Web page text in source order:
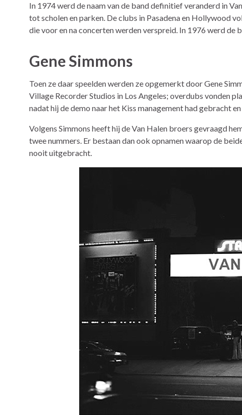
In 1974 werd de naam van de band definitief veranderd in
tot scholen en parken. De clubs in Pasadena en Hollywood
die voor en na concerten werden verspreid. In 1976 werd de
Gene Simmons
Toen ze daar speelden werden ze opgemerkt door Gene
Village Recorder Studios in Los Angeles; overdubs vonden
nadat hij de demo naar het Kiss management had gebracht
Volgens Simmons heeft hij de Van Halen broers gevraagd
twee nummers. Er bestaan dan ook opnamen waarop de
nooit uitgebracht.